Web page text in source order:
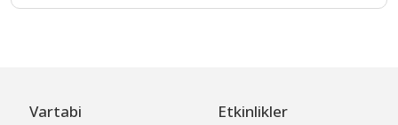
Vartabi Etkinlikler